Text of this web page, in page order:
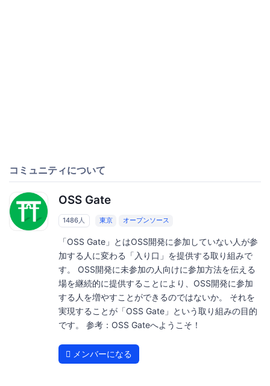
コミュニティについて
OSS Gate
1486人 東京 オープンソース
「OSS Gate」とはOSS開発に参加していない人が参
加する人に変わる「入り口」を提供する取り組みで
す。 OSS開発に未参加の人向けに参加方法を伝える
場を継続的に提供することにより、OSS開発に参加
する人を増やすことができるのではないか。 それを
実現することが「OSS Gate」という取り組みの目的
です。 参考：OSS Gateへようこそ！
メンバーになる